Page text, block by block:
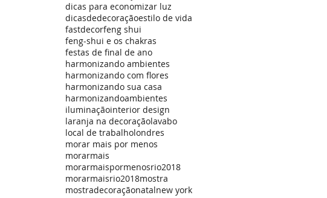
dicas para economizar luz
dicasdedecoraçãoestilo de vida
fastdecorfeng shui
feng-shui e os chakras
festas de final de ano
harmonizando ambientes
harmonizando com flores
harmonizando sua casa
harmonizandoambientes
iluminaçãointerior design
laranja na decoraçãolavabo
local de trabalholondres
morar mais por menos
morarmais
morarmaispormenosrio2018
morarmaisrio2018mostra
mostradecoraçãonatalnew york